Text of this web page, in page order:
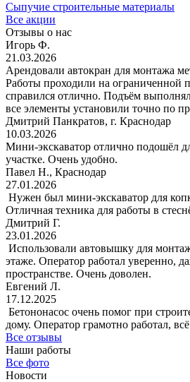
Сыпучие строительные материалы
Все акции
Отзывы о нас
Игорь Ф.
21.03.2026
Арендовали автокран для монтажа
Работы проходили на ограниченной
справился отлично. Подъём
все элементы установили точно по
Дмитрий Панкратов, г. Краснодар
10.03.2026
Мини-экскаватор отлично подошёл
участке. Очень удобно.
Павел Н., Краснодар
27.01.2026
Нужен был мини-экскаватор для
Отличная техника для работы в
Дмитрий Г.
23.01.2026
Использовали автовышку для
этаже. Оператор работал уверенно,
пространстве. Очень доволен.
Евгений Л.
17.12.2025
Бетононасос очень помог при
дому. Оператор грамотно работал,
Все отзывы
Наши работы
Все фото
Новости